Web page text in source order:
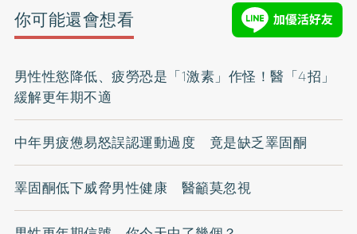
你可能還會想看
男性性慾降低、疲勞恐是「1激素」作怪！醫「4招」
緩解更年期不適
中年男疲憊易怒誤認運動過度 竟是缺乏睪固酮
睪固酮低下威脅男性健康 醫籲莫忽視